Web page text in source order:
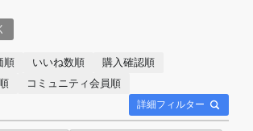
詳細フィルター
順 いいね数順
購入確認順
コミュニティ会員順